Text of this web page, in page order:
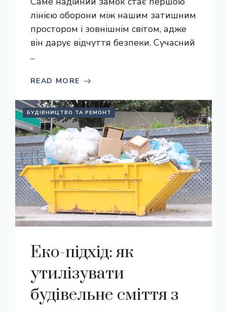
лінією оборони між нашим затишним
простором і зовнішнім світом, адже
він дарує відчуття безпеки. Сучасний
...
READ MORE
БУДІВНИЦТВО ТА РЕМОНТ
Еко-підхід: як
утилізувати
будівельне сміття з